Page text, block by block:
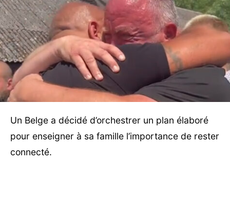
Un Belge a décidé d’orchestrer un plan élaboré
pour enseigner à sa famille l’importance de rester
connecté.